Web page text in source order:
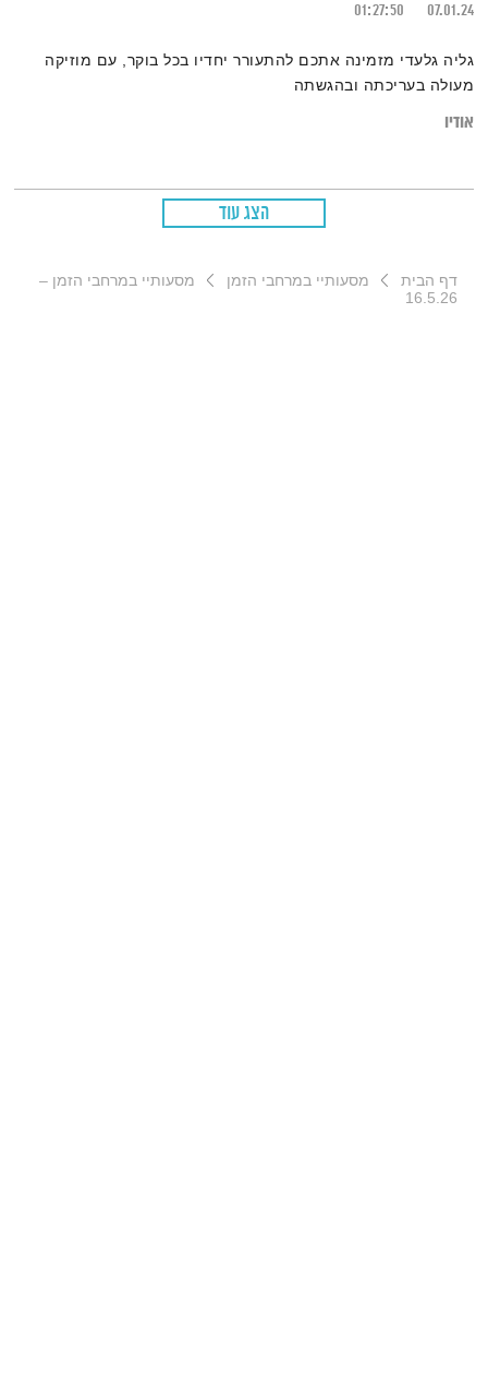
07.01.24
01:27:50
גליה גלעדי מזמינה אתכם להתעורר יחדיו בכל בוקר, עם מוזיקה
מעולה בעריכתה ובהגשתה
אודיו
הצג עוד
דף הבית מסעותיי במרחבי הזמן
מסעותיי במרחבי הזמן –
16.5.26